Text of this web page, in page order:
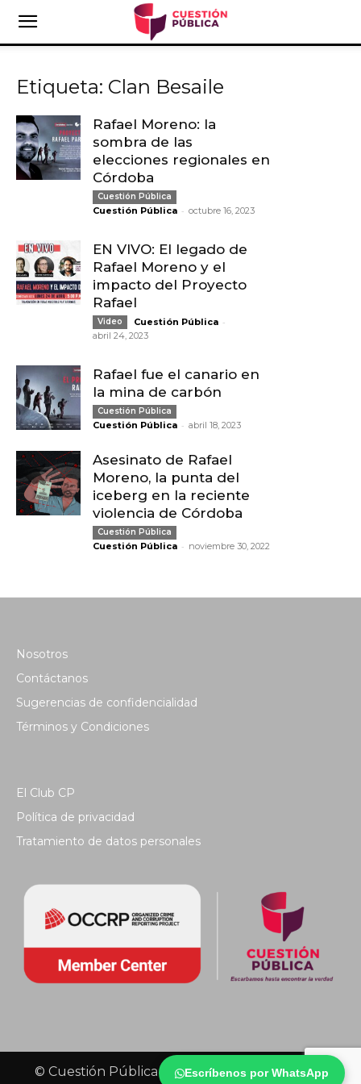
Escríbenos por WhatsApp
Etiqueta: Clan Besaile
Rafael Moreno: la
sombra de las
elecciones regionales en
Córdoba
Cuestión Pública
Cuestión Pública - octubre 16, 2023
EN VIVO: El legado de
Rafael Moreno y el
impacto del Proyecto
Rafael
Video Cuestión Pública -
abril 24, 2023
Rafael fue el canario en
la mina de carbón
Cuestión Pública
Cuestión Pública - abril 18, 2023
Asesinato de Rafael
Moreno, la punta del
iceberg en la reciente
violencia de Córdoba
Cuestión Pública
Cuestión Pública - noviembre 30, 2022
Nosotros
Contáctanos
Sugerencias de confidencialidad
Términos y Condiciones
El Club CP
Política de privacidad
Tratamiento de datos personales
© Cuestión Pública 2018 - Todos los derechos